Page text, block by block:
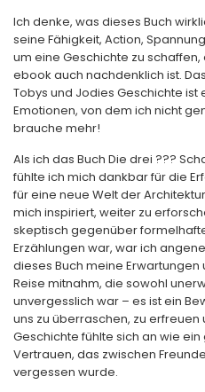
Ich denke, was dieses Buch
seine Fähigkeit, Action,
um eine Geschichte zu
ebook auch nachdenklich ist.
Tobys und Jodies Geschichte
Emotionen, von dem ich nicht
brauche mehr!
Als ich das Buch Die drei ???
fühlte ich mich dankbar für die
für eine neue Welt der
mich inspiriert, weiter zu
skeptisch gegenüber
Erzählungen war, war ich
dieses Buch meine
Reise mitnahm, die sowohl
unvergesslich war – es ist ein
uns zu überraschen, zu erfreuen
Geschichte fühlte sich an wie
Vertrauen, das zwischen
vergessen wurde.